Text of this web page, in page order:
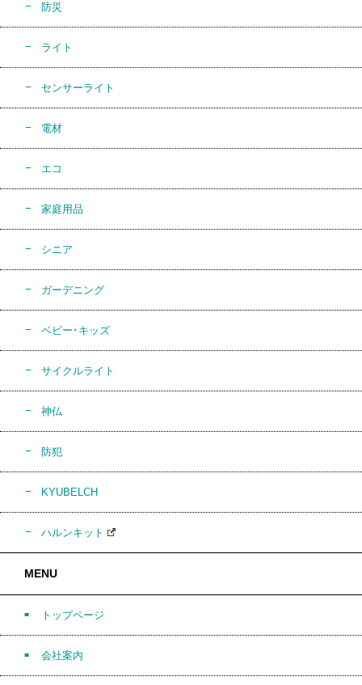
防災
ライト
センサーライト
電材
エコ
家庭用品
シニア
ガーデニング
ベビー･キッズ
サイクルライト
神仏
防犯
KYUBELCH
ハルンキット
MENU
トップページ
会社案内